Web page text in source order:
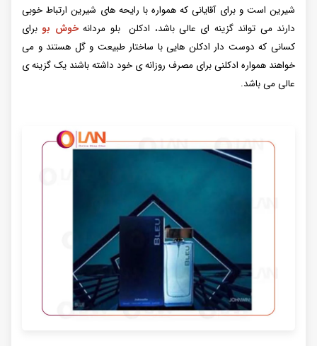
شیرین است و برای آقایانی که همواره با رایحه های شیرین ارتباط خوبی
دارند می تواند گزینه ای عالی باشد، ادکلن بلو مردانهخوش بو برای
کسانی که دوست دار ادکلن هایی با ساختار طبیعت و گل هستند و می
خواهند همواره ادکلنی برای مصرف روزانه ی خود داشته باشند یک‌ گزینه ی
عالی می باشد.